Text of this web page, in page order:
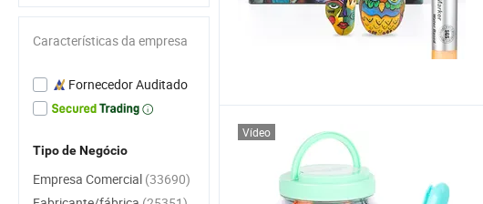
Vídeo
Características da empresa
Fornecedor Auditado
Tipo de Negócio
Empresa Comercial (33690)